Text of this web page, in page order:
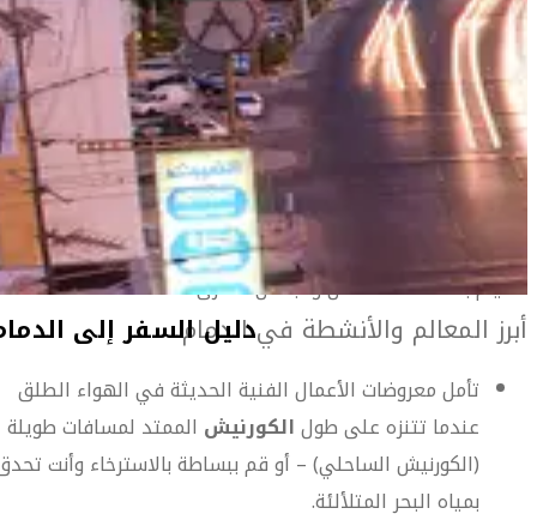
أهلاً بك في الدمام
تخيل مدينة يمكنك فيها الذهاب يومياً لصيد الأسماك، الغوص،
السباحة والإبحار طوال اليوم؟ تعتبر الدمام هي المكان الأفضل
للقيام بكل ذلك لما تتميز به من موقع مناسب على الشواطئ
الغربية للخليج العربي، كما تعتبر عاصمة المملكة العربية
السعودية في الإقليم الشرقي.
وهي أيضاً ثالث أكبر مدينة في البلاد، كما أنها قاعدة مثالية
للقيام باستكشاف المدن والبلدان الأخرى.
أبرز المعالم والأنشطة في الدمام
تأمل معروضات الأعمال الفنية الحديثة في الهواء الطلق
عندما تتنزه على طولالكورنيش الممتد لمسافات طويلة
(الكورنيش الساحلي) – أو قم ببساطة بالاسترخاء وأنت
بمياه البحر المتلألئة.